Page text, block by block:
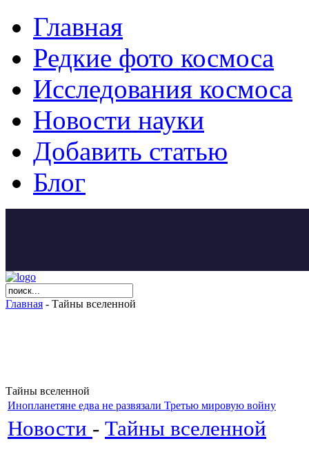
Главная
Редкие фото космоса
Исследования космоса
Новости науки
Добавить статью
Блог
Главная - Тайны вселенной
Тайны вселенной
Инопланетяне едва не развязали Третью мировую войну
Новости - Тайны вселенной